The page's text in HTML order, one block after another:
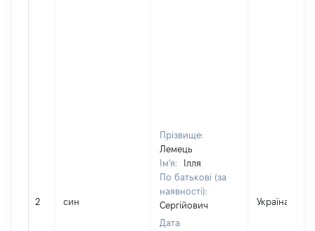
2 син
Прізвище:
Лемець
Ім'я:
Ілля
По батькові (за
наявності):
Сергійович
Дата
Україна